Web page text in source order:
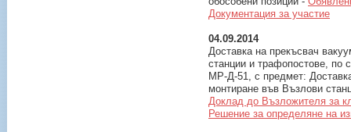
Документация за участие
04.09.2014
Доставка на прекъсвач
станции и трафопостове, по
МР-Д-51, с предмет:
монтиране във Възлови
Доклад до Възложителя за
Решение за определяне на